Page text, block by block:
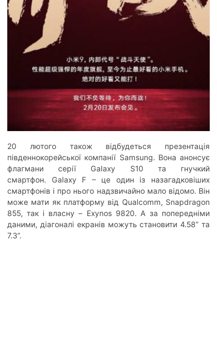
20 лютого також відбудеться презентація
південнокорейської компанії Samsung. Вона анонсує
флагмани серії Galaxy S10 та гнучкий
смартфон. Galaxy F – це один із назагадковіших
смартфонів і про нього надзвичайно мало відомо. Він
може мати як платформу від Qualcomm, Snapdragon
855, так і власну – Exynos 9820. А за попередніми
даними, діагоналі екранів можуть становити 4.58” та
7.3”.